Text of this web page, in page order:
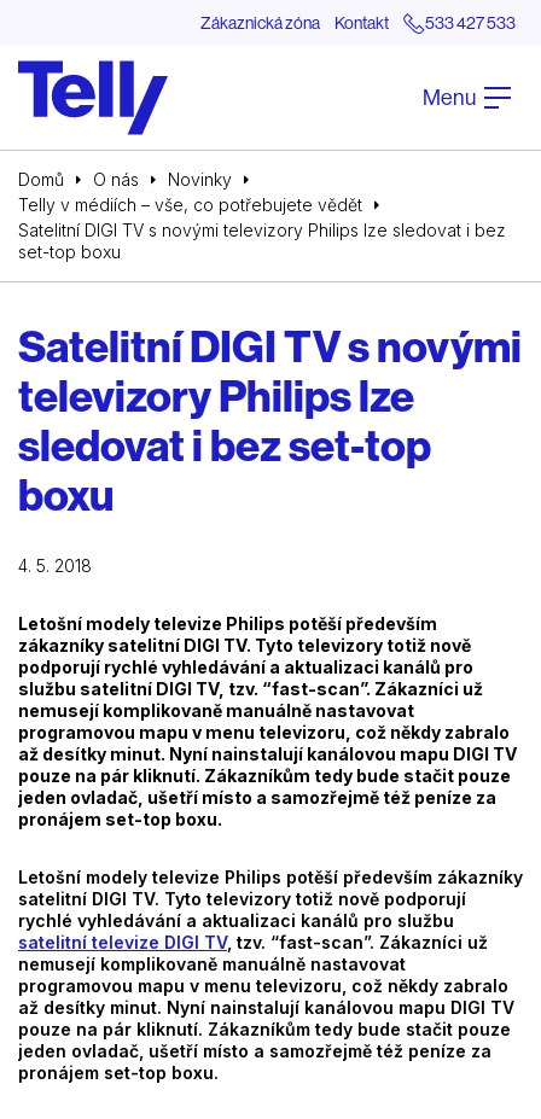
Zákaznická zóna Kontakt 533 427 533
Menu
Domů O nás
Novinky
Telly v médiích – vše, co potřebujete vědět
Satelitní DIGI TV s novými televizory Philips lze sledovat i bez
set-top boxu
Satelitní DIGI TV s novými
televizory Philips lze
sledovat i bez set-top
boxu
4. 5. 2018
Letošní modely televize Philips potěší především
zákazníky satelitní DIGI TV. Tyto televizory totiž nově
podporují rychlé vyhledávání a aktualizaci kanálů pro
službu satelitní DIGI TV, tzv. “fast-scan”. Zákazníci už
nemusejí komplikovaně manuálně nastavovat
programovou mapu v menu televizoru, což někdy zabralo
až desítky minut. Nyní nainstalují kanálovou mapu DIGI TV
pouze na pár kliknutí. Zákazníkům tedy bude stačit pouze
jeden ovladač, ušetří místo a samozřejmě též peníze za
pronájem set-top boxu.
Letošní modely televize Philips potěší především zákazníky
satelitní DIGI TV. Tyto televizory totiž nově podporují
rychlé vyhledávání a aktualizaci kanálů pro službu
satelitní televize DIGI TV, tzv. “fast-scan”. Zákazníci už
nemusejí komplikovaně manuálně nastavovat
programovou mapu v menu televizoru, což někdy zabralo
až desítky minut. Nyní nainstalují kanálovou mapu DIGI TV
pouze na pár kliknutí. Zákazníkům tedy bude stačit pouze
jeden ovladač, ušetří místo a samozřejmě též peníze za
pronájem set-top boxu.